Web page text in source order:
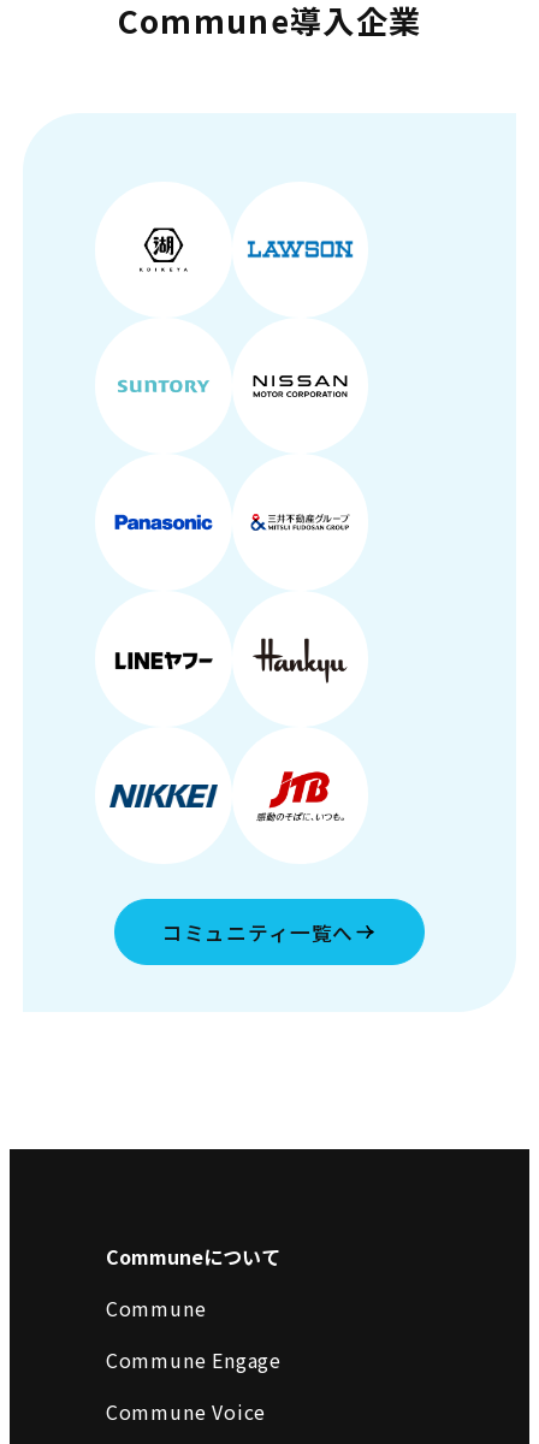
Commune導入企業
コミュニティ一覧へ
Communeについて
Commune
Commune Engage
Commune Voice